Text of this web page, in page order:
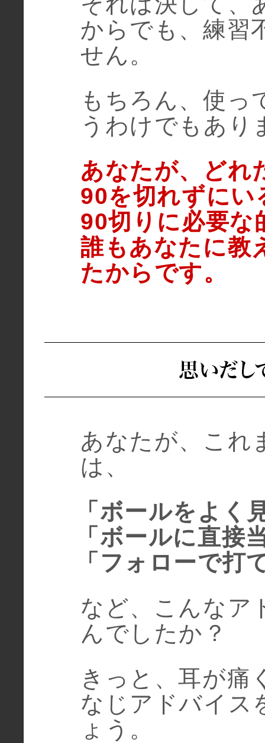
からでも、練習
せん。
もちろん、使っ
うわけでもあり
あなたが、どれ
90を切れずにい
90切りに必要な
誰もあなたに教
たからです。
あなたが、これ
は、
「ボールをよく
「ボールに直接
「フォローで打
など、こんなア
んでしたか？
きっと、耳が痛
なじアドバイス
ょう。